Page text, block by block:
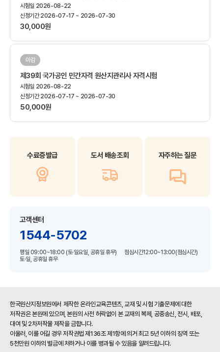
시험일 2026-08-22
신청기간2026-07-17 ~ 2026-07-30
30,000원
마감
제39회 국가공인 민간자격 원산지관리사 자격시험
시험일 2026-08-22
신청기간2026-07-17 ~ 2026-07-30
50,000원
수료증발급 도서 배송조회 자주하는 질문
고객센터
1544-5702
평일 09:00~18:00 (토·일요일, 공휴일 휴무)
점심시간12:00~13:00(점심시간)
토·일, 공휴일 휴무
한국원산지정보원에서 제작한 온라인교육콘텐츠, 교재 및 시험 기출문제에 대한
저작권은 본원에 있으며, 본원의 사전 허락없이 본 교재의 복제, 공중송신, 전시, 배포,
대여 및 2차저작물 제작을 금합니다.
아울러, 이를 어길 경우 저작권법 제136조 제1항에 의거 최고 5년 이하의 징역 또는
5천만원 이하의 벌금에 처하거나 이를 병과될 수 있음을 알려드립니다.